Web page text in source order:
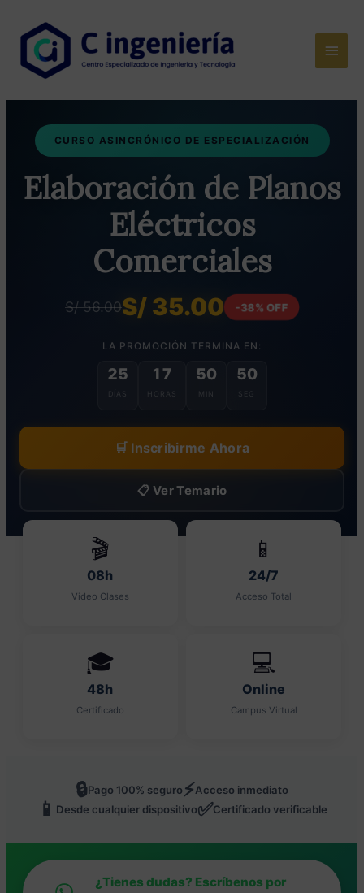
contenido
Menú
CURSO ASINCRÓNICO DE ESPECIALIZACIÓN
Elaboración de Planos
Eléctricos
Comerciales
S/ 56.00S/ 35.00 -38% OFF
LA PROMOCIÓN TERMINA EN:
25
DÍAS
17
HORAS
50
MIN
49
SEG
🛒 Inscribirme Ahora
📋 Ver Temario
🎬
08h
Video Clases
📱
24/7
Acceso Total
🎓
48h
Certificado
💻
Online
Campus Virtual
🔒Pago 100% seguro⚡Acceso inmediato
📱 Desde cualquier dispositivo✅Certificado verificable
¿Tienes dudas? Escríbenos por